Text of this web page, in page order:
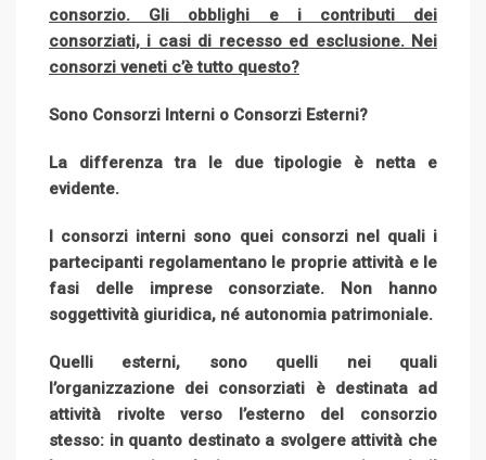
consorzio. Gli obblighi e i contributi dei
consorziati, i casi di recesso ed esclusione. Nei
consorzi veneti c’è tutto questo?
Sono Consorzi Interni o Consorzi Esterni?
La differenza tra le due tipologie è netta e
evidente.
I consorzi interni sono quei consorzi nel quali i
partecipanti regolamentano le proprie attività e le
fasi delle imprese consorziate. Non hanno
soggettività giuridica, né autonomia patrimoniale.
Quelli esterni, sono quelli nei quali
l’organizzazione dei consorziati è destinata ad
attività rivolte verso l’esterno del consorzio
stesso: in quanto destinato a svolgere attività che